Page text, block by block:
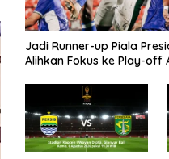
Jadi Runner-up Piala
Alihkan Fokus ke Play-off